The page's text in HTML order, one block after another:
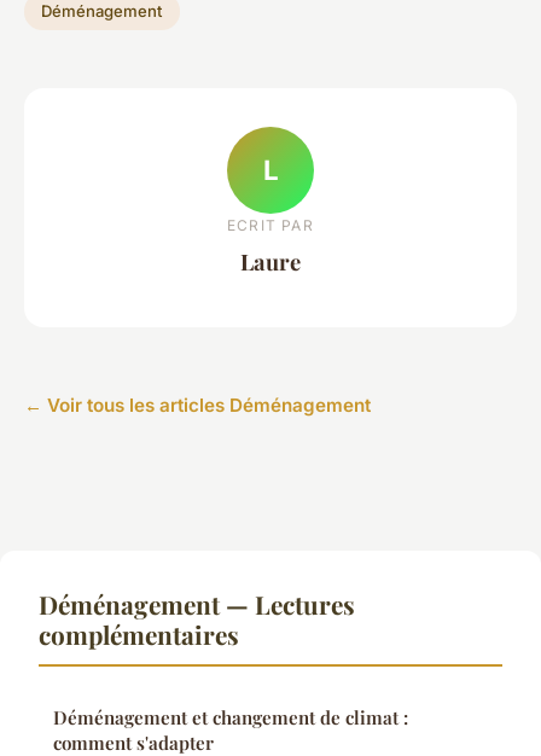
Déménagement
L
ECRIT PAR
Laure
← Voir tous les articles Déménagement
Déménagement — Lectures
complémentaires
Déménagement et changement de climat :
comment s'adapter